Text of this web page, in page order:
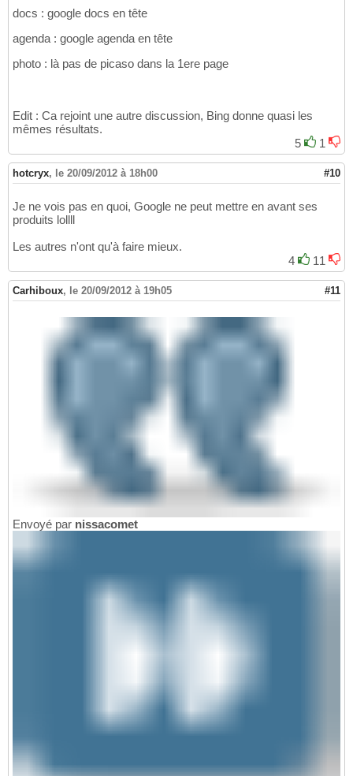
docs : google docs en tête
agenda : google agenda en tête
photo : là pas de picaso dans la 1ere page
Edit : Ca rejoint une autre discussion, Bing donne quasi les
mêmes résultats.
5
1
hotcryx, le 20/09/2012 à 18h00 #10
Je ne vois pas en quoi, Google ne peut mettre en avant ses
produits lollll
Les autres n'ont qu'à faire mieux.
4
11
Carhiboux, le 20/09/2012 à 19h05 #11
Envoyé par nissacomet